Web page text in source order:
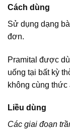
Cách dùng
Sử dụng dạng
đơn.
Pramital được
uống tại bất kỳ
không cùng thức
Liều dùng
Các giai đoạn